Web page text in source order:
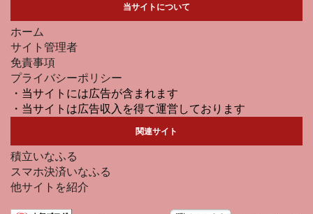
当サイトについて
ホーム
サイト管理者
免責事項
プライバシーポリシー
・当サイトには広告が含まれます
・当サイトは広告収入を得て運営しております
関連サイト
積立いなふる
スマホ決済いなふる
他サイトを紹介